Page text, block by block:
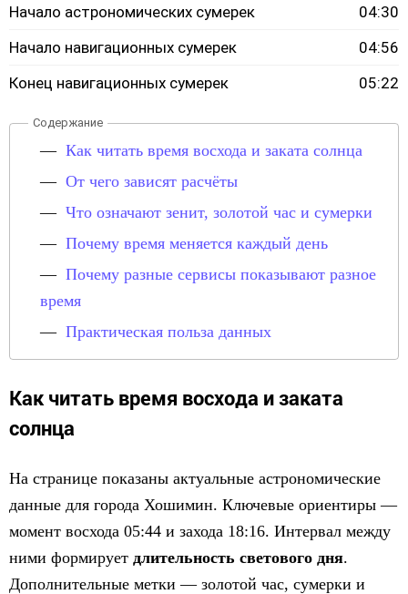
Начало астрономических сумерек
04:30
Начало навигационных сумерек
04:56
Конец навигационных сумерек
05:22
Как читать время восхода и заката солнца
От чего зависят расчёты
Что означают зенит, золотой час и сумерки
Почему время меняется каждый день
Почему разные сервисы показывают разное
время
Практическая польза данных
Как читать время восхода и заката
солнца
На странице показаны актуальные астрономические
данные для города Хошимин. Ключевые ориентиры —
момент восхода 05:44 и захода 18:16. Интервал между
ними формирует длительность светового дня.
Дополнительные метки — золотой час, сумерки и